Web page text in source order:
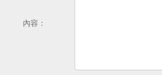
內容：